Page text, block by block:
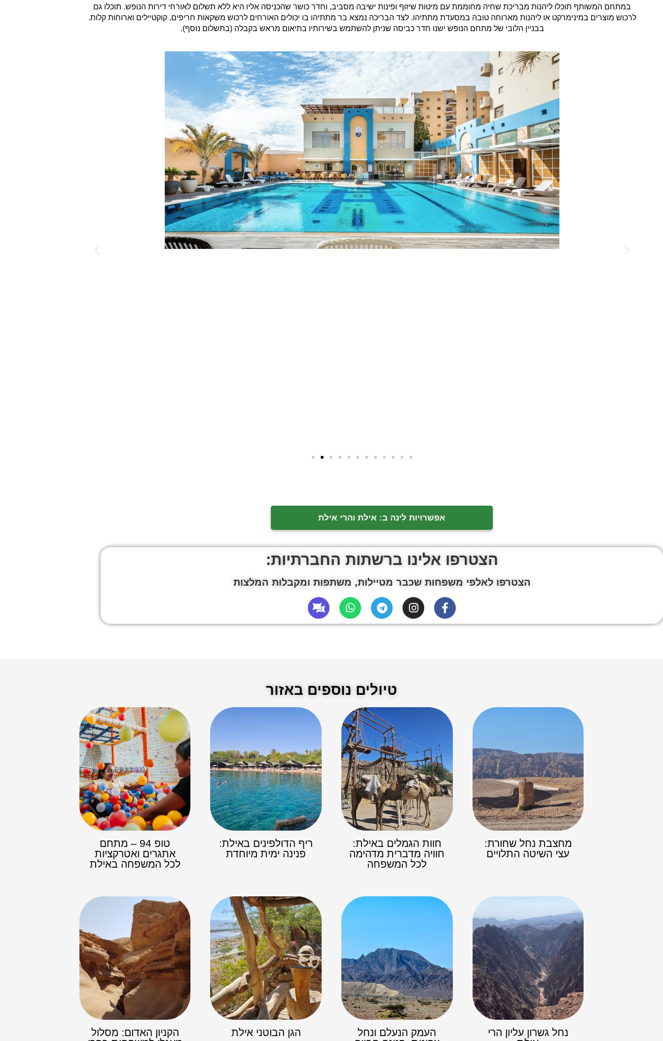
במתחם המשותף תוכלו ליהנות מבריכת שחיה מחוממת עם מיטות שיזוף ופינות ישיבה מסביב, וחדר כושר שהכניסה אליו היא ללא תשלום לאורחי דירות הנופש. תוכלו גם
לרכוש מוצרים במינימרקט או ליהנות מארוחה טובה במסעדת מתתיהו. לצד הבריכה נמצא בר מתתיהו בו יכולים האורחים לרכוש משקאות חריפים, קוקטיילים וארוחות קלות.
בבניין הלובי של מתחם הנופש ישנו חדר כביסה שניתן להשתמש בשירותיו בתיאום מראש בקבלה (בתשלום נוסף).
אפשרויות לינה ב: אילת והרי אילת
הצטרפו אלינו ברשתות החברתיות:
הצטרפו לאלפי משפחות שכבר מטיילות, משתפות ומקבלות המלצות
טיולים נוספים באזור
מחצבת נחל שחורת:
עצי השיטה התלויים
חוות הגמלים באילת:
חוויה מדברית מדהימה
לכל המשפחה
ריף הדולפינים באילת:
פנינה ימית מיוחדת
טופ 94 – מתחם
אתגרים ואטרקציות
לכל המשפחה באילת
נחל גשרון עליון הרי
העמק הנעלם ונחל
הגן הבוטני אילת
הקניון האדום: מסלול